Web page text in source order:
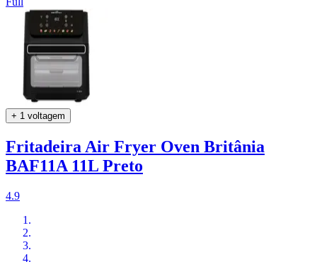
+ 1 voltagem
Fritadeira Air Fryer Oven Britânia
BAF11A 11L Preto
4.9